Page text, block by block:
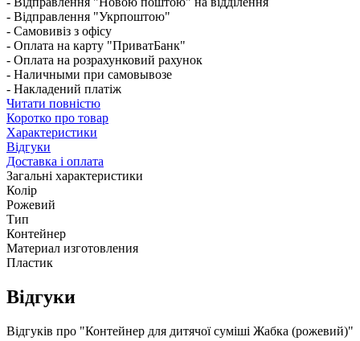
- Відправлення "Укрпоштою"
- Самовивіз з офісу
- Оплата на карту "ПриватБанк"
- Оплата на розрахунковий рахунок
- Наличными при самовывозе
- Накладений платіж
Читати повністю
Коротко про товар
Характеристики
Відгуки
Доставка і оплата
Загальні характеристики
Колір
Рожевий
Тип
Контейнер
Материал изготовления
Пластик
Відгуки
Відгуків про "Контейнер для дитячої суміші Жабка (рожевий)"